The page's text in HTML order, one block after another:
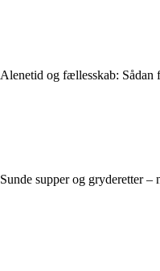
Alenetid og fællesskab: Sådan
Sunde supper og gryderetter –